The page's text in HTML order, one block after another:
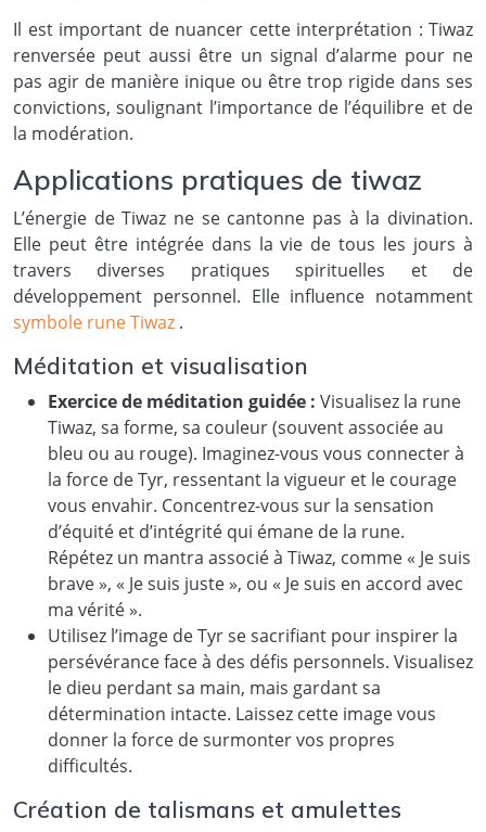
Il est important de nuancer cette interprétation : Tiwaz
renversée peut aussi être un signal d’alarme pour ne
pas agir de manière inique ou être trop rigide dans ses
convictions, soulignant l’importance de l’équilibre et de
la modération.
Applications pratiques de tiwaz
L’énergie de Tiwaz ne se cantonne pas à la divination.
Elle peut être intégrée dans la vie de tous les jours à
travers diverses pratiques spirituelles et de
développement personnel. Elle influence notamment
symbole rune Tiwaz .
Méditation et visualisation
Exercice de méditation guidée : Visualisez la rune
Tiwaz, sa forme, sa couleur (souvent associée au
bleu ou au rouge). Imaginez-vous vous connecter à
la force de Tyr, ressentant la vigueur et le courage
vous envahir. Concentrez-vous sur la sensation
d’équité et d’intégrité qui émane de la rune.
Répétez un mantra associé à Tiwaz, comme « Je suis
brave », « Je suis juste », ou « Je suis en accord avec
ma vérité ».
Utilisez l’image de Tyr se sacrifiant pour inspirer la
persévérance face à des défis personnels. Visualisez
le dieu perdant sa main, mais gardant sa
détermination intacte. Laissez cette image vous
donner la force de surmonter vos propres
difficultés.
Création de talismans et amulettes